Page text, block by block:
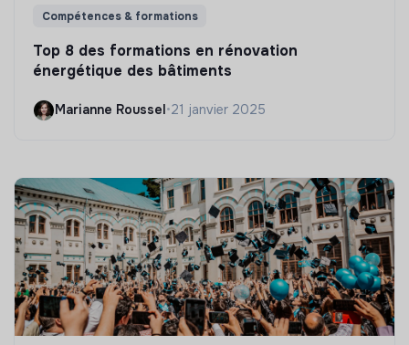
Compétences & formations
Top 8 des formations en rénovation
énergétique des bâtiments
Marianne Roussel•21 janvier 2025